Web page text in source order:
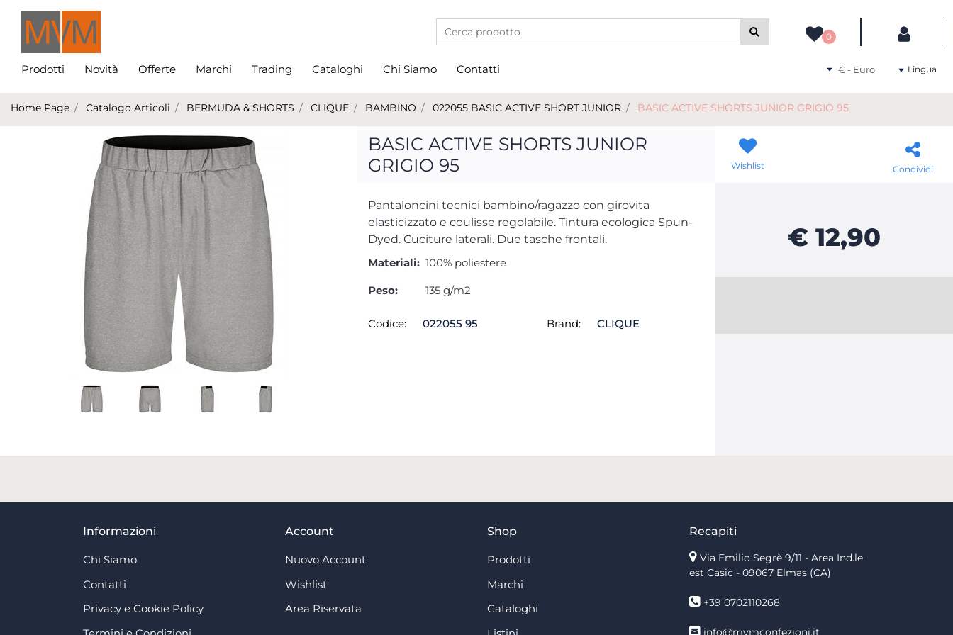
La modifica di un filtro aggiorna automaticamente gli altri filtri disponibili.
0
Prodotti Novità Offerte Marchi Trading Cataloghi Chi Siamo Contatti Seleziona una valuta
Lingua
Home Page Catalogo Articoli BERMUDA & SHORTS CLIQUE BAMBINO 022055 BASIC ACTIVE SHORT JUNIOR BASIC ACTIVE SHORTS JUNIOR GRIGIO 95
BASIC ACTIVE SHORTS JUNIOR
GRIGIO 95
Pantaloncini tecnici bambino/ragazzo con girovita
elasticizzato e coulisse regolabile. Tintura ecologica Spun-
Dyed. Cuciture laterali. Due tasche frontali.
Materiali: 100% poliestere
Peso: 135 g/m2
Codice: 022055 95 Brand: CLIQUE
Wishlist Condividi
€ 12,90
Informazioni
Chi Siamo
Contatti
Privacy e Cookie Policy
Account
Nuovo Account
Wishlist
Area Riservata
Shop
Prodotti
Marchi
Cataloghi
Recapiti
Via Emilio Segrè 9/11 - Area Ind.le
est Casic - 09067 Elmas (CA)
+39 0702110268
info@mvmconfezioni.it